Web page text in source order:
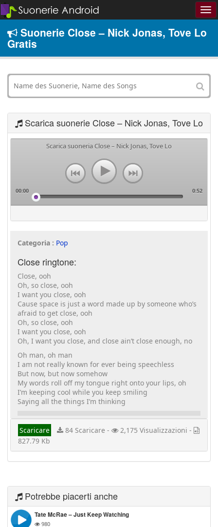
Suonerie Close – Nick Jonas, Tove Lo
Gratis
Scarica suonerie Close – Nick Jonas, Tove Lo
Scarica suoneria Close – Nick Jonas, Tove Lo
00:00 0:52
Categoria : Pop
Close ringtone:
Close, ooh
Oh, so close, ooh
I want you close, ooh
Cause space is just a word made up by someone who’s
afraid to get close, ooh
Oh, so close, ooh
I want you close, ooh
Oh, I want you close, and close ain’t close enough, no
Oh man, oh man
I am not really known for ever being speechless
But now, but now somehow
My words roll off my tongue right onto your lips, oh
I’m keeping cool while you keep smiling
Saying all the things I’m thinking
Scaricare 84 Scaricare -
2,175 Visualizzazioni -
827.79 Kb
Potrebbe piacerti anche
Tate McRae – Just Keep Watching
980